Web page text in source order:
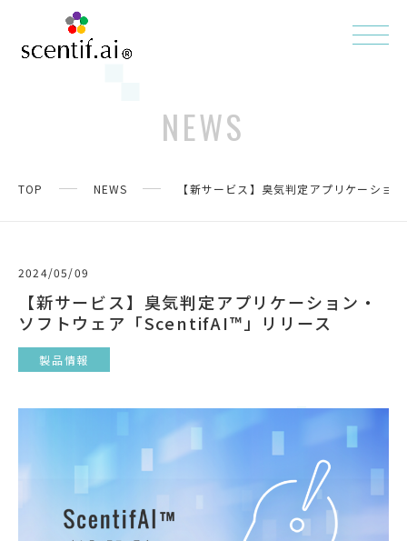
NEWS
TOP NEWS 【新サービス】臭気判定アプリケーシ
2024/05/09
【新サービス】臭気判定アプリケーション・
ソフトウェア「ScentifAI™」リリース
製品情報